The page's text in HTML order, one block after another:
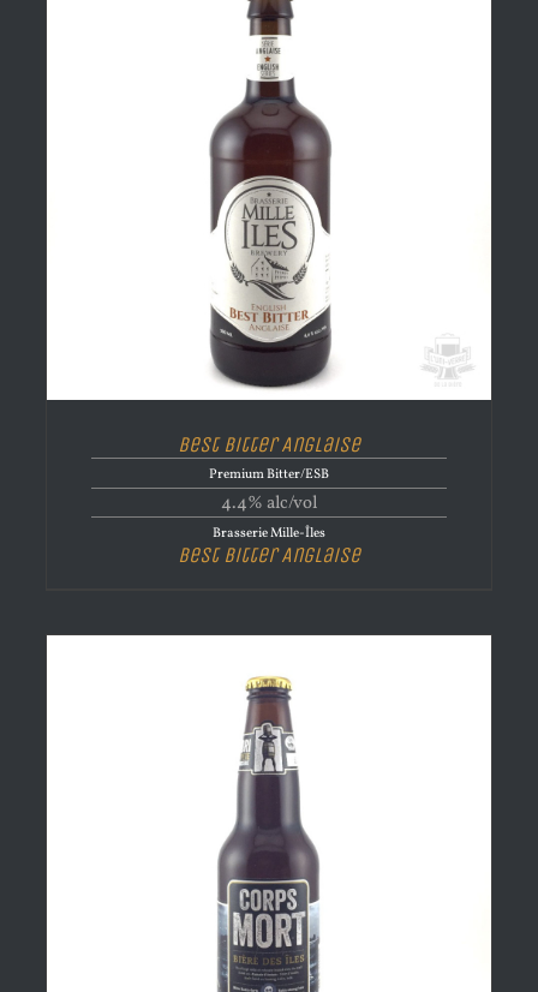
Best Bitter Anglaise
Premium Bitter/ESB
4.4% alc/vol
Brasserie Mille-Îles
Best Bitter Anglaise